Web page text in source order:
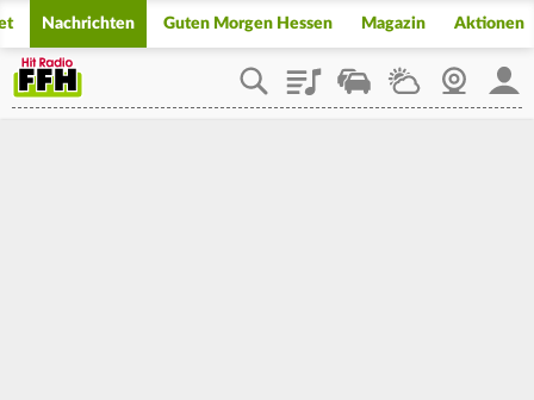
Nachrichten Guten Morgen Hessen Magazin Aktionen
PlaylistStaupilotWetterWebcam